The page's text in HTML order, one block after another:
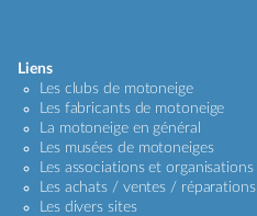
Liens
Les clubs de motoneige
Les fabricants de motoneige
La motoneige en général
Les musées de motoneiges
Les associations et organisations
Les achats / ventes / réparations
Les divers sites